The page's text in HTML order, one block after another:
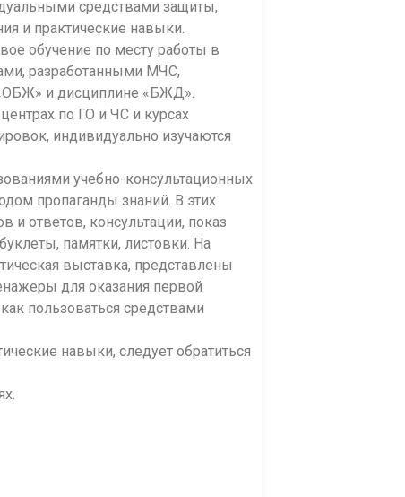
средствами защиты,
и практические навыки.
обучение по месту работы в
разработанными МЧС,
и дисциплине «БЖД».
по ГО и ЧС и курсах
индивидуально изучаются
учебно-консультационных
пропаганды знаний. В этих
и ответов, консультации, показ
памятки, листовки. На
выставка, представлены
для оказания первой
пользоваться средствами
навыки, следует обратиться